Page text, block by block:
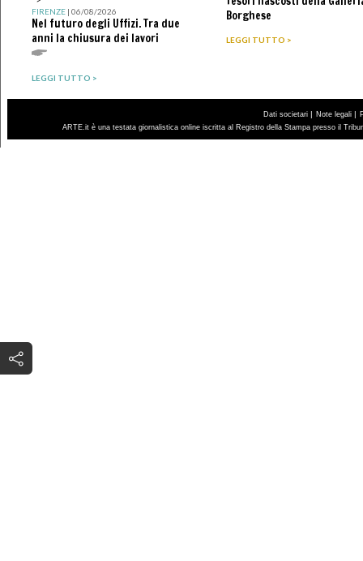
FIRENZE| 06/08/2026
Nel futuro degli Uffizi. Tra due
anni la chiusura dei lavori
LEGGI TUTTO >
Borghese
LEGGI TUTTO >
Dati societari | Note legali |
ARTE.it è una testata giornalistica online iscritta al Registro della Stampa presso il